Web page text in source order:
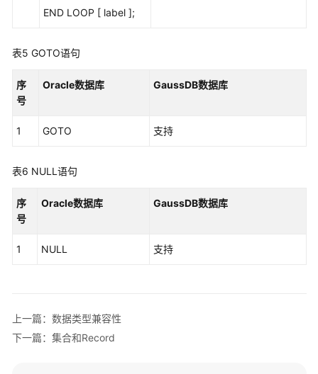
定
函
中
本
兼
说
集
中
END LOOP [ label ];
表5 GOTO语句
序
号
Oracle数据库 GaussDB数据库
1 GOTO 支持
表6 NULL语句
序
号
Oracle数据库 GaussDB数据库
1 NULL 支持
上一篇：数据类型兼容性
下一篇：集合和Record